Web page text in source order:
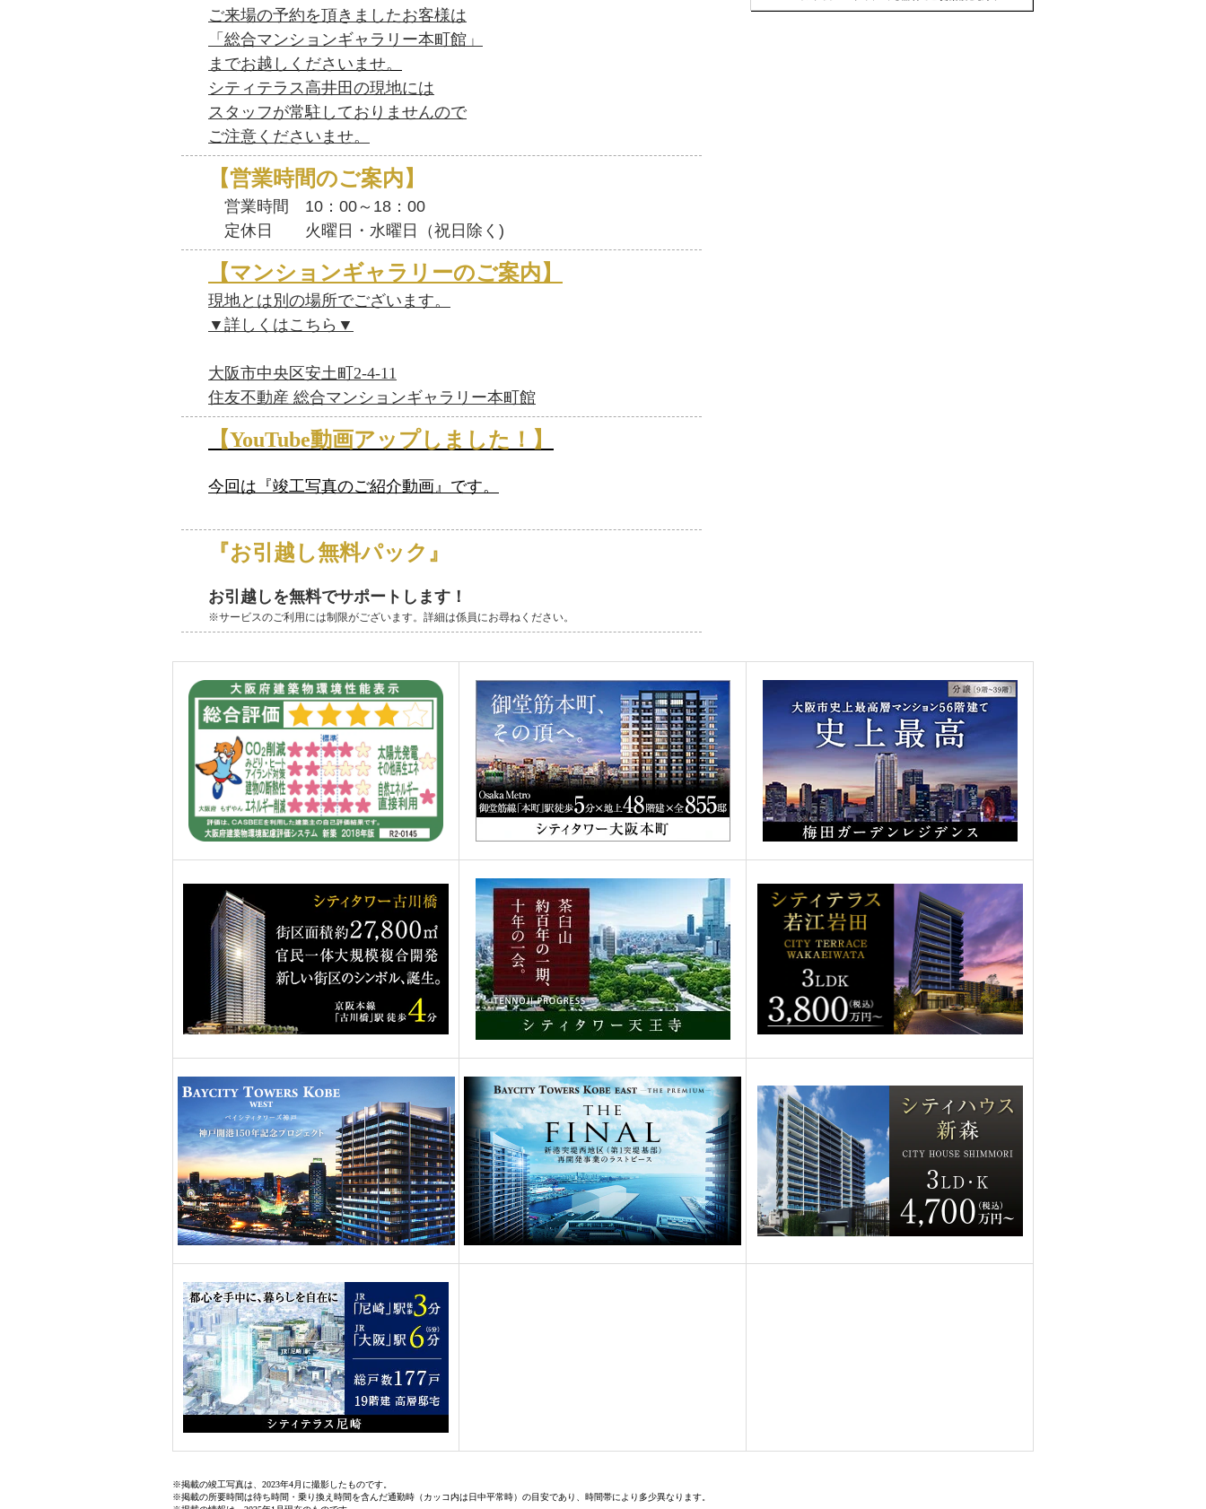
ご来場の予約を頂きましたお客様は
「総合マンションギャラリー本町館」
までお越しくださいませ。
シティテラス高井田の現地には
スタッフが常駐しておりませんので
ご注意くださいませ。
【営業時間のご案内】
営業時間 10 ： 00～ 18 ： 00
定休日 火曜日・水曜日（祝日除く)
【マンションギャラリーのご案内】
現地とは別の場所でございます。
▼詳しくはこちら▼
大阪市中央区安土町2-4-11
住友不動産 総合マンションギャラリー本町館
【YouTube動画アップしました！】
今回は 『竣工写真のご紹介動画 』 です。
『お引越し無料パック』
お引越しを無料でサポートします！
※サービスのご利用には制限がございます。詳細は係員にお尋ねください。
※掲載の竣工写真は、2023年4月に撮影したものです。
※掲載の所要時間は待ち時間・乗り換え時間を含んだ通勤時（カッコ内は日中平常時）の目安であり、時間帯により多少異なります。